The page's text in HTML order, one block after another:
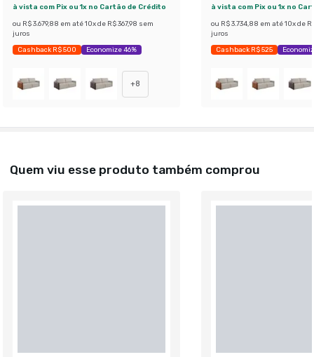
à vista com Pix ou 1x no Cartão de Crédito
ou R$ 3.679,88 em até 10x de R$ 367,98 sem
juros
Cashback R$ 500 Economize 46%
+8
à vista com Pix ou 1x no
ou R$ 3.734,88 em até 10x de
juros
Cashback R$ 525
Quem viu esse produto também comprou